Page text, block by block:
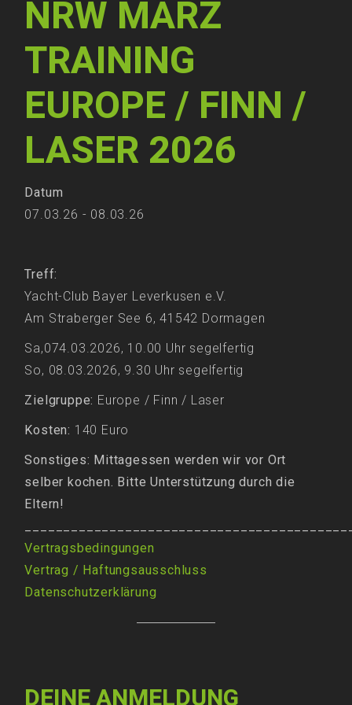
NRW MÄRZ
TRAINING
EUROPE / FINN /
LASER 2026
Datum
07.03.26 - 08.03.26
Treff:
Yacht-Club Bayer Leverkusen e.V.
Am Straberger See 6, 41542 Dormagen
Sa,074.03.2026, 10.00 Uhr segelfertig
So, 08.03.2026, 9.30 Uhr segelfertig
Zielgruppe: Europe / Finn / Laser
Kosten: 140 Euro
Sonstiges: Mittagessen werden wir vor Ort
selber kochen. Bitte Unterstützung durch die
Eltern!
Vertragsbedingungen
Vertrag / Haftungsausschluss
Datenschutzerklärung